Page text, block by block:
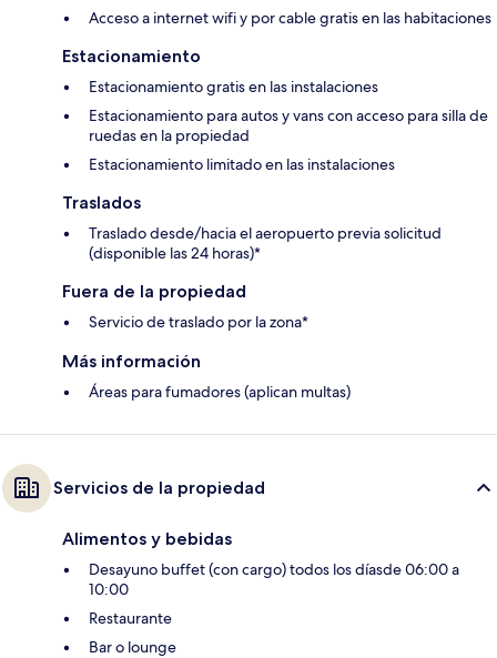
Acceso a internet wifi y por cable gratis en las habitaciones
Estacionamiento
Estacionamiento gratis en las instalaciones
Estacionamiento para autos y vans con acceso para silla de
ruedas en la propiedad
Estacionamiento limitado en las instalaciones
Traslados
Traslado desde/hacia el aeropuerto previa solicitud
(disponible las 24 horas)*
Fuera de la propiedad
Servicio de traslado por la zona*
Más información
Áreas para fumadores (aplican multas)
Servicios de la propiedad
Alimentos y bebidas
Desayuno buffet (con cargo) todos los díasde 06:00 a
10:00
Restaurante
Bar o lounge